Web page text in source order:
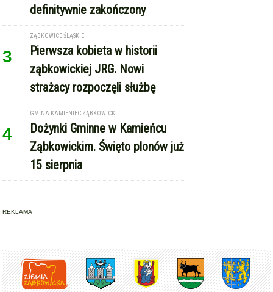
definitywnie zakończony
3
ZĄBKOWICE ŚLĄSKIE
Pierwsza kobieta w historii
ząbkowickiej JRG. Nowi
strażacy rozpoczęli służbę
4
GMINA KAMIENIEC ZĄBKOWICKI
Dożynki Gminne w Kamieńcu
Ząbkowickim. Święto plonów już
15 sierpnia
REKLAMA